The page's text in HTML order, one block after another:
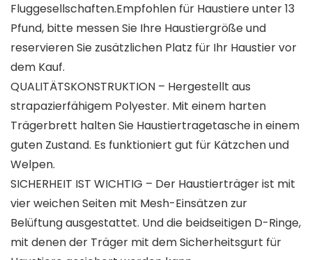
Fluggesellschaften.Empfohlen für Haustiere unter 13
Pfund, bitte messen Sie Ihre Haustiergröße und
reservieren Sie zusätzlichen Platz für Ihr Haustier vor
dem Kauf.
QUALITÄTSKONSTRUKTION – Hergestellt aus
strapazierfähigem Polyester. Mit einem harten
Trägerbrett halten Sie Haustiertragetasche in einem
guten Zustand. Es funktioniert gut für Kätzchen und
Welpen.
SICHERHEIT IST WICHTIG – Der Haustierträger ist mit
vier weichen Seiten mit Mesh-Einsätzen zur
Belüftung ausgestattet. Und die beidseitigen D-Ringe,
mit denen der Träger mit dem Sicherheitsgurt für